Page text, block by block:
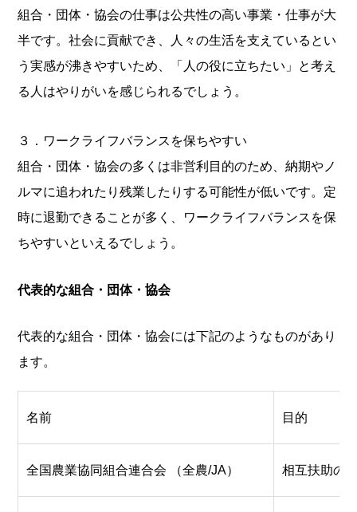
組合・団体・協会の仕事は公共性の高い事業・仕事が大
半です。社会に貢献でき、人々の生活を支えているとい
う実感が沸きやすいため、「人の役に立ちたい」と考え
る人はやりがいを感じられるでしょう。
３．ワークライフバランスを保ちやすい
組合・団体・協会の多くは非営利目的のため、納期やノ
ルマに追われたり残業したりする可能性が低いです。定
時に退勤できることが多く、ワークライフバランスを保
ちやすいといえるでしょう。
代表的な組合・団体・協会
代表的な組合・団体・協会には下記のようなものがあり
ます。
名前 目的
全国農業協同組合連合会 （全農/JA） 相互扶助の